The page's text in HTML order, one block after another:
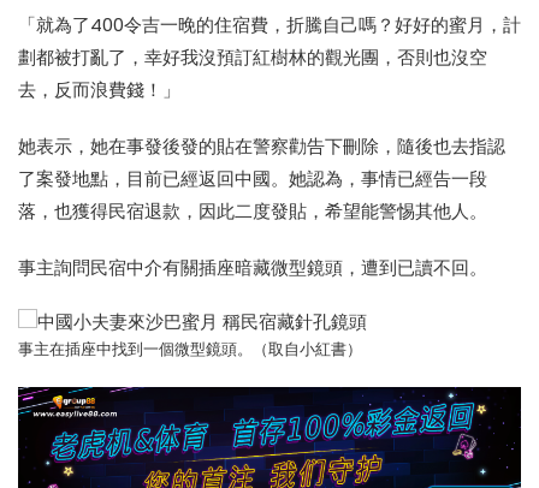
「就為了400令吉一晚的住宿費，折騰自己嗎？好好的蜜月，計
劃都被打亂了，幸好我沒預訂紅樹林的觀光團，否則也沒空
去，反而浪費錢！」
她表示，她在事發後發的貼在警察勸告下刪除，隨後也去指認
了案發地點，目前已經返回中國。她認為，事情已經告一段
落，也獲得民宿退款，因此二度發貼，希望能警惕其他人。
事主詢問民宿中介有關插座暗藏微型鏡頭，遭到已讀不回。
事主在插座中找到一個微型鏡頭。（取自小紅書）